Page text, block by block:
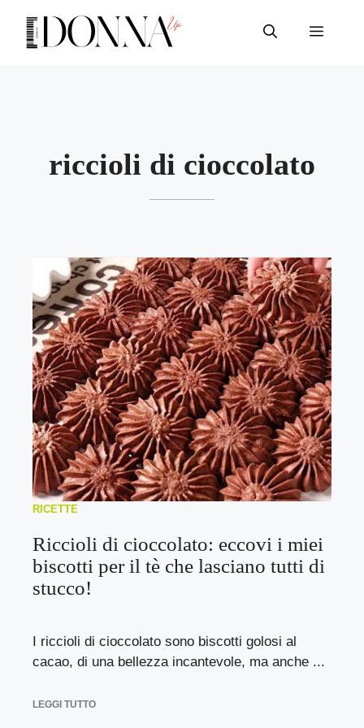
contenuto
Menu
riccioli di cioccolato
RICETTE
Riccioli di cioccolato: eccovi i miei
biscotti per il tè che lasciano tutti di
stucco!
I riccioli di cioccolato sono biscotti golosi al
cacao, di una bellezza incantevole, ma anche ...
LEGGI TUTTO